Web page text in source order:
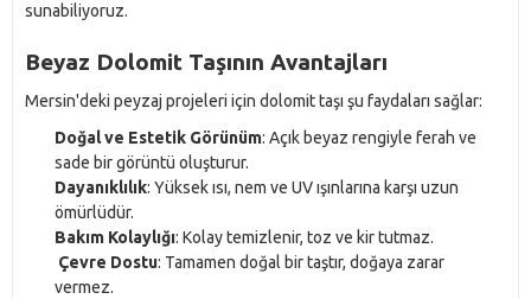
sunabiliyoruz.
Beyaz Dolomit Taşının Avantajları
Mersin'deki peyzaj projeleri için dolomit taşı şu faydaları sağlar:
Doğal ve Estetik Görünüm: Açık beyaz rengiyle ferah ve
sade bir görüntü oluşturur.
Dayanıklılık: Yüksek ısı, nem ve UV ışınlarına karşı uzun
ömürlüdür.
Bakım Kolaylığı: Kolay temizlenir, toz ve kir tutmaz.
Çevre Dostu: Tamamen doğal bir taştır, doğaya zarar
vermez.